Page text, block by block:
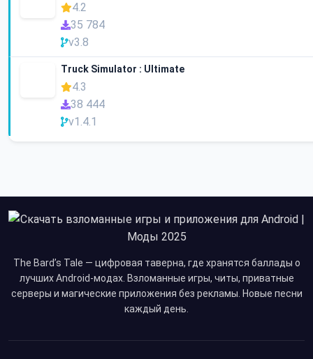
4.2
35 784
v3.8
Truck Simulator : Ultimate
4.3
38 444
v1.4.1
The Bard’s Tale — цифровая таверна, где хранятся баллады о
лучших Android-модах. Взломанные игры, читы, приватные
серверы и магические приложения без рекламы. Новые песни
каждый день.